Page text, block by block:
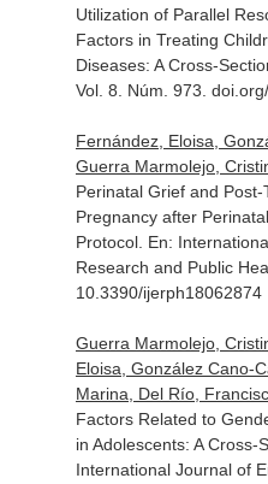
Utilization of Parallel
Factors in Treating
Diseases: A Cross-
Vol. 8. Núm. 973.
Fernández, Eloisa,
Guerra Marmolejo,
Perinatal Grief and
Pregnancy after
Protocol. En:
Research and Public
10.3390/ijerph18062874
Guerra Marmolejo,
Eloisa, González Cano-
Marina, Del Río,
Factors Related to
in Adolescents: A Cross-
International Journal of